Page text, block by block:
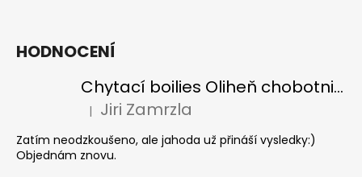
HODNOCENÍ
Chytací boilies Oliheň chobotnice - testovací balení
Hodnocení produktu je 5 z 5 hvězdiček.
| Jiri Zamrzla
Zatím neodzkoušeno, ale jahoda už přináší vysledky:)
Objednám znovu.